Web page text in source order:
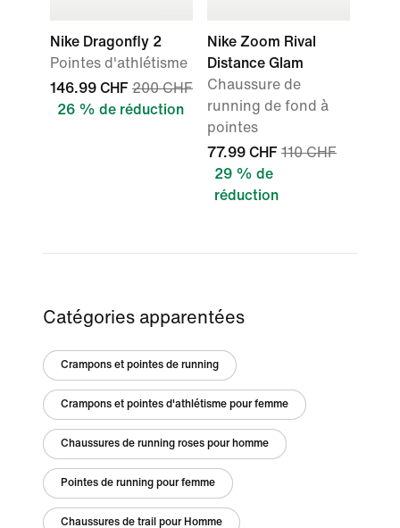
Nike Dragonfly 2
Pointes d'athlétisme
146.99 CHF 200 CHF
26 % de réduction
Nike Zoom Rival
Distance Glam
Chaussure de
running de fond à
pointes
77.99 CHF 110 CHF
29 % de
réduction
Catégories apparentées
Crampons et pointes de running
Crampons et pointes d'athlétisme pour femme
Chaussures de running roses pour homme
Pointes de running pour femme
Chaussures de trail pour Homme